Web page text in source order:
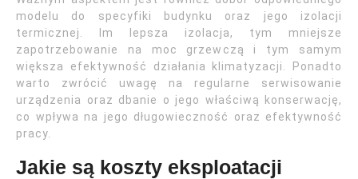
modelu do specyfiki budynku oraz jego izolacji
termicznej. Im lepsza izolacja, tym mniejsze
zapotrzebowanie na moc grzewczą i tym samym
większa efektywność działania klimatyzacji. Ponadto
warto zwrócić uwagę na regularne serwisowanie
urządzenia oraz dbanie o jego właściwą konserwację,
co wpływa na jego długowieczność oraz efektywność
pracy.
Jakie są koszty eksploatacji